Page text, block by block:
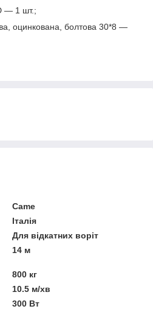
— 1 шт.;
оцинкована, болтова 30*8 —
Came
Італія
Для відкатних воріт
14 м
800 кг
10.5 м/хв
300 Вт